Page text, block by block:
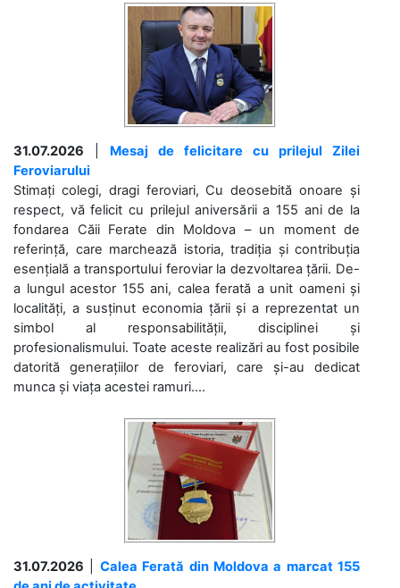
31.07.2026
Mesaj de felicitare cu prilejul Zilei
Feroviarului
Stimați colegi, dragi feroviari, Cu deosebită onoare și
respect, vă felicit cu prilejul aniversării a 155 ani de la
fondarea Căii Ferate din Moldova – un moment de
referință, care marchează istoria, tradiția și contribuția
esențială a transportului feroviar la dezvoltarea țării. De-
a lungul acestor 155 ani, calea ferată a unit oameni și
localități, a susținut economia țării și a reprezentat un
simbol al responsabilității, disciplinei și
profesionalismului. Toate aceste realizări au fost posibile
datorită generațiilor de feroviari, care și-au dedicat
munca și viața acestei ramuri....
31.07.2026
Calea Ferată din Moldova a marcat 155